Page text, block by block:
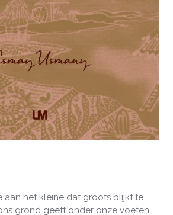
aan het kleine dat groots blijkt te
grond geeft onder onze voeten